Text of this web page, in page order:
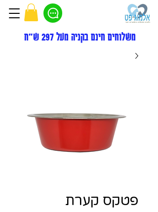
משלוחים חינם בקניה מעל 297 ש"ח
פטקס קערת